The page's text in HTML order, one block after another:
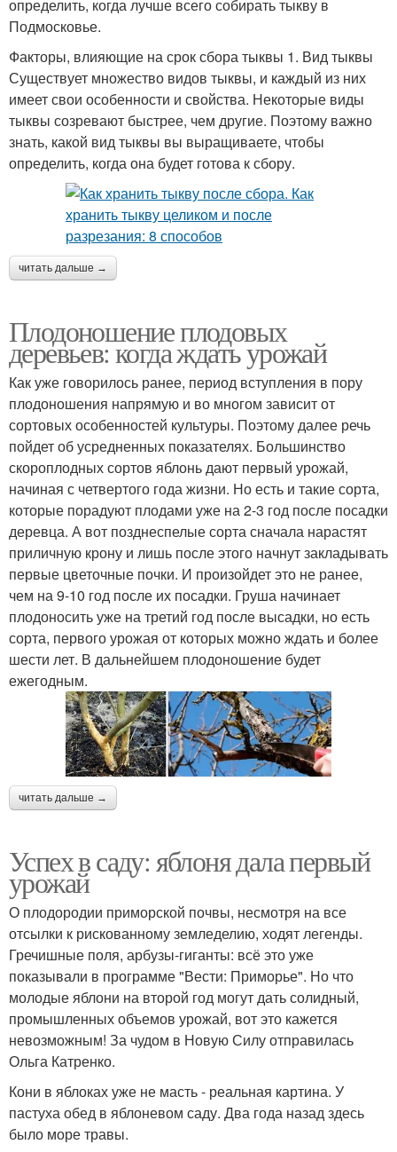
определить, когда лучше всего собирать тыкву в
Подмосковье.
Факторы, влияющие на срок сбора тыквы 1. Вид тыквы
Существует множество видов тыквы, и каждый из них
имеет свои особенности и свойства. Некоторые виды
тыквы созревают быстрее, чем другие. Поэтому важно
знать, какой вид тыквы вы выращиваете, чтобы
определить, когда она будет готова к сбору.
читать дальше →
Плодоношение плодовых
деревьев: когда ждать урожай
Как уже говорилось ранее, период вступления в пору
плодоношения напрямую и во многом зависит от
сортовых особенностей культуры. Поэтому далее речь
пойдет об усредненных показателях. Большинство
скороплодных сортов яблонь дают первый урожай,
начиная с четвертого года жизни. Но есть и такие сорта,
которые порадуют плодами уже на 2-3 год после посадки
деревца. А вот позднеспелые сорта сначала нарастят
приличную крону и лишь после этого начнут закладывать
первые цветочные почки. И произойдет это не ранее,
чем на 9-10 год после их посадки. Груша начинает
плодоносить уже на третий год после высадки, но есть
сорта, первого урожая от которых можно ждать и более
шести лет. В дальнейшем плодоношение будет
ежегодным.
читать дальше →
Успех в саду: яблоня дала первый
урожай
О плодородии приморской почвы, несмотря на все
отсылки к рискованному земледелию, ходят легенды.
Гречишные поля, арбузы-гиганты: всё это уже
показывали в программе "Вести: Приморье". Но что
молодые яблони на второй год могут дать солидный,
промышленных объемов урожай, вот это кажется
невозможным! За чудом в Новую Силу отправилась
Ольга Катренко.
Кони в яблоках уже не масть - реальная картина. У
пастуха обед в яблоневом саду. Два года назад здесь
было море травы.